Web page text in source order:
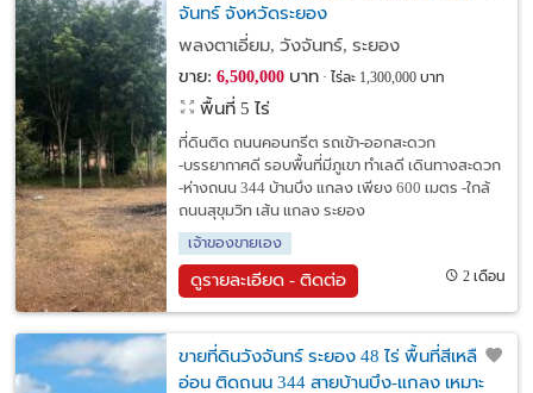
จันทร์ จังหวัดระยอง
พลงตาเอี่ยม, วังจันทร์, ระยอง
ขาย: 6,500,000บาท ไร่ละ 1,300,000 บาท
พื้นที่ 5 ไร่
ที่ดินติด ถนนคอนกรีต รถเข้า-ออกสะดวก
-บรรยากาศดี รอบพื้นที่มีภูเขา ทำเลดี เดินทางสะดวก
-ห่างถนน 344 บ้านบึง แกลง เพียง 600 เมตร -ใกล้
ถนนสุขุมวิท เส้น แกลง ระยอง
เจ้าของขายเอง
ดูรายละเอียด - ติดต่อ 2 เดือน
ขายที่ดินวังจันทร์ ระยอง 48 ไร่ พื้นที่สีเหลือง
อ่อน ติดถนน 344 สายบ้านบึง-แกลง เหมาะ